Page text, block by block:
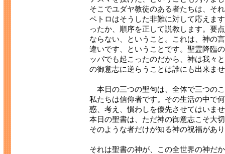
そこでユダヤ教徒のある者たちは、そ
ペトロはそうした非難に対して応えま
ったか、順序を正して説教します。要
ならない、ということ。これは、神の
違いです、ということです。聖霊降臨
ッパでも起こったのだから、神は我々
の御意志に逆らうことは誰にも出来ま
本日の三つの聖句は、全体で三つの
私たちは信仰者です。その生活の中で
惑、考え、慣わしを優先させてはいま
本日の聖書は、ただ神の御意志こそ大
そのような者だけが知る神の祝福があ
それは聖書の神が、この全世界の神だ